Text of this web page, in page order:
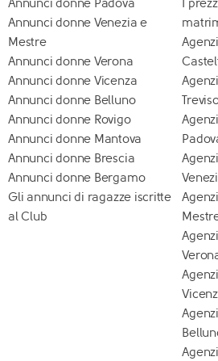
Annunci donne Padova
Annunci donne Venezia e
Mestre
Annunci donne Verona
Annunci donne Vicenza
Annunci donne Belluno
Annunci donne Rovigo
Annunci donne Mantova
Annunci donne Brescia
Annunci donne Bergamo
Gli annunci di ragazze iscritte
al Club
I